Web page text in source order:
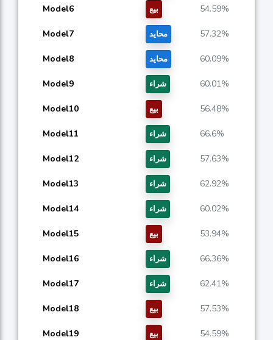
Model6 بيع 54.59%
Model7 محايد 57.32%
Model8 محايد 60.09%
Model9 شراء 60.01%
Model10 بيع 56.48%
Model11 شراء 66.6%
Model12 شراء 57.63%
Model13 شراء 62.92%
Model14 شراء 60.02%
Model15 بيع 53.94%
Model16 شراء 66.36%
Model17 شراء 62.41%
Model18 بيع 57.53%
Model19 بيع 54.59%